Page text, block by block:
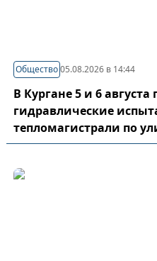
Общество05.08.2026 в 14:44
В Кургане 5 и 6
гидравлические
тепломагистрали по